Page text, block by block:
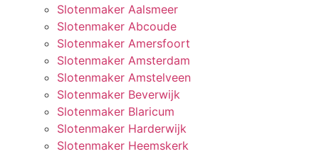
Slotenmaker Aalsmeer
Slotenmaker Abcoude
Slotenmaker Amersfoort
Slotenmaker Amsterdam
Slotenmaker Amstelveen
Slotenmaker Beverwijk
Slotenmaker Blaricum
Slotenmaker Harderwijk
Slotenmaker Heemskerk